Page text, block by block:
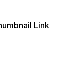
Link